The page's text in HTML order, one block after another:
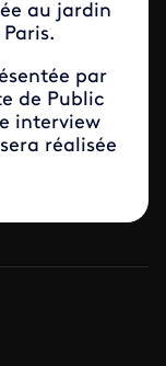
au jardin
par
de Public
interview
réalisée